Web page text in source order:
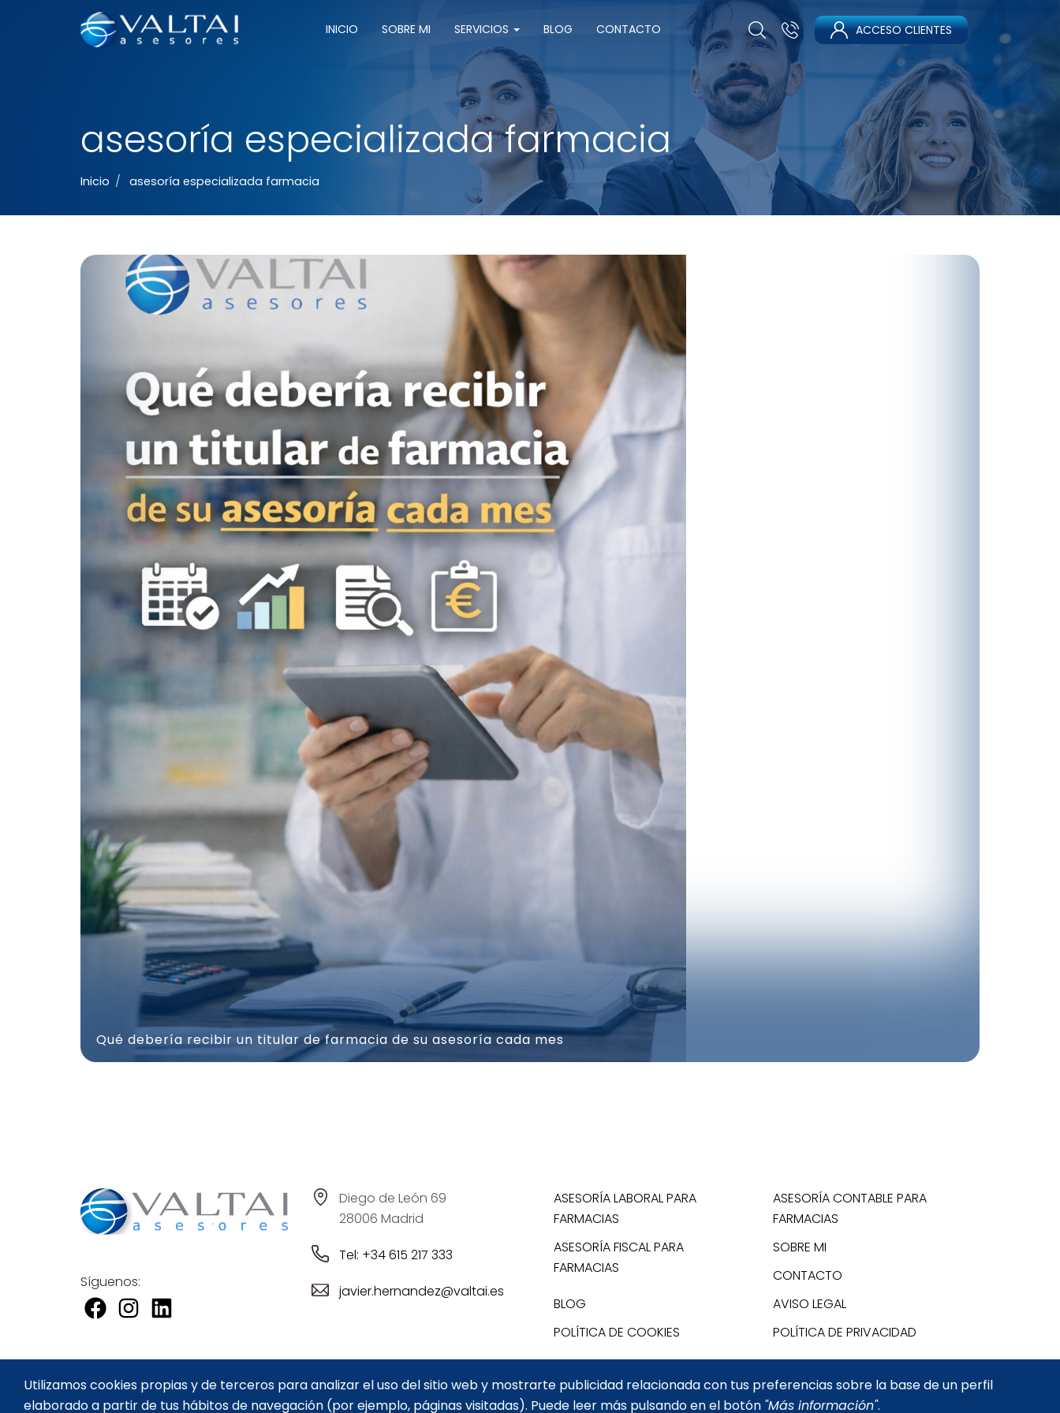
ACCESO CLIENTES
Menú
principal
INICIO SOBRE MI SERVICIOS BLOG CONTACTO
asesoría especializada farmacia
Inicio asesoría especializada farmacia
Qué debería recibir un titular de farmacia de su asesoría cada mes
Qué debería recibir un titular de farmacia de su asesoría cada mes
Síguenos:
Diego de León 69
28006 Madrid
Tel: +34 615 217 333
javier.hernandez@valtai.es
ASESORÍA LABORAL PARA
FARMACIAS
ASESORÍA CONTABLE PARA
FARMACIAS
ASESORÍA FISCAL PARA
FARMACIAS
SOBRE MI
CONTACTO
BLOG
AVISO LEGAL
POLÍTICA DE COOKIES
POLÍTICA DE PRIVACIDAD
Utilizamos cookies propias y de terceros para analizar el uso del sitio web y mostrarte publicidad relacionada con tus preferencias sobre la base de un perfil
elaborado a partir de tus hábitos de navegación (por ejemplo, páginas visitadas). Puede leer más pulsando en el botón "Más información".